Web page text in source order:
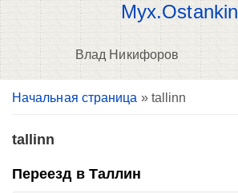
Myx.Ostankin
Влад Никифоров
Вы здесь
Начальная страница » tallinn
tallinn
Переезд в Таллин